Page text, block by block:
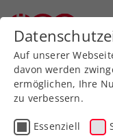
Auf unserer
davon werden
ermöglichen, Ihre
zu verbessern.
Essenziell